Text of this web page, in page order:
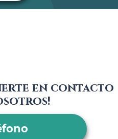
en contacto